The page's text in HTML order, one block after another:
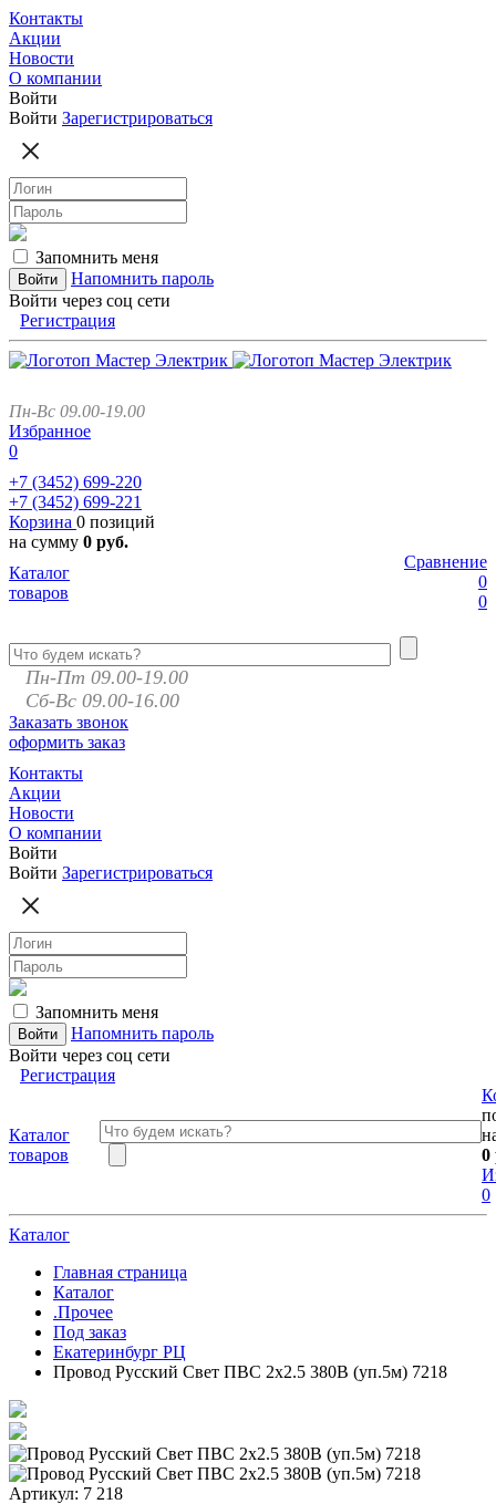
Контакты
Акции
Новости
О компании
Войти
Войти Зарегистрироваться
Запомнить меня
Напомнить пароль
Войти через соц сети
Регистрация
Пн-Вс 09.00-19.00
Избранное
0
+7 (3452) 699-220
+7 (3452) 699-221
Корзина 0 позиций
на сумму 0 руб.
Сравнение
0
0
Каталог
товаров
Пн-Пт 09.00-19.00
Сб-Вс 09.00-16.00
Заказать звонок
оформить заказ
Контакты
Акции
Новости
О компании
Войти
Войти Зарегистрироваться
Запомнить меня
Напомнить пароль
Войти через соц сети
Регистрация
Каталог
товаров
0
0
Каталог
Главная страница
Каталог
.Прочее
Под заказ
Екатеринбург РЦ
Провод Русский Свет ПВС 2х2.5 380В (уп.5м) 7218
Артикул: 7 218